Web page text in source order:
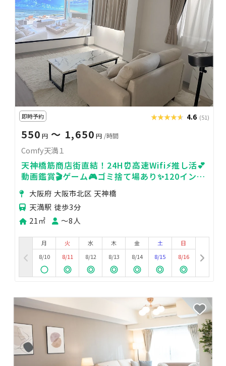
即時予約 ★★★★★
★★★★★ 4.6 (51)
550 円〜 1,650 円 /時間
Comfy天満１
天神橋筋商店街直結！24H⏰高速Wifi⚡推し活💕
動画鑑賞🎬ゲーム🎮ゴミ捨て場あり✨120インチ
巨大スクリーン✨
大阪府 大阪市北区 天神橋
天満駅 徒歩3分
21㎡
〜8人
月
8/10
火
8/11
水
8/12
木
8/13
金
8/14
土
8/15
日
8/16